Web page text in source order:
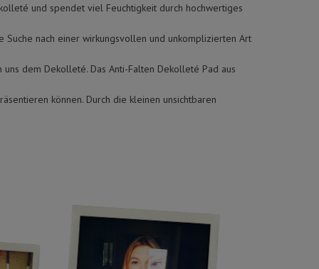
und spendet viel Feuchtigkeit durch hochwertiges
nach einer wirkungsvollen und unkomplizierten Art
dem Dekolleté. Das Anti-Falten Dekolleté Pad aus
können. Durch die kleinen unsichtbaren